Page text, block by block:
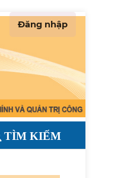
TÌM KIẾM
Đăng nhập